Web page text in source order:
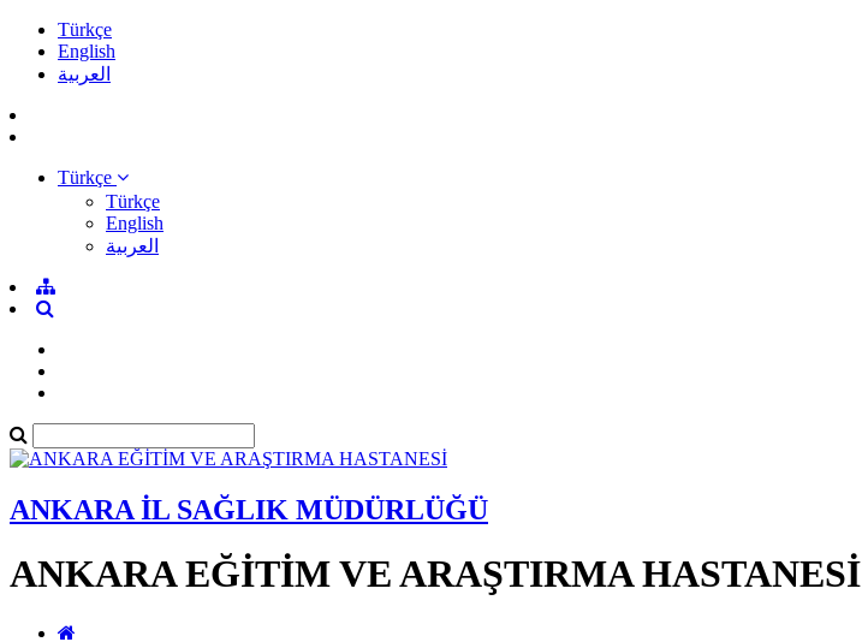
Türkçe
English
العربية
Türkçe
Türkçe
English
العربية
ANKARA İL SAĞLIK MÜDÜRLÜĞÜ
ANKARA EĞİTİM VE ARAŞTIRMA HASTANESİ